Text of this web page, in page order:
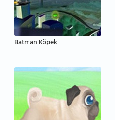
Batman Köpek